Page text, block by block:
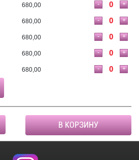
680,00 +
-
680,00 +
-
680,00 +
-
680,00 +
-
680,00 +
-
В КОРЗИНУ